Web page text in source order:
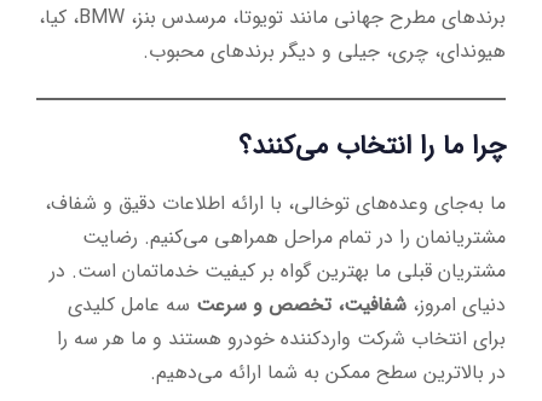
برندهای مطرح جهانی مانند تویوتا، مرسدس بنز، BMW، کیا،
هیوندای، چری، جیلی و دیگر برندهای محبوب.
چرا ما را انتخاب می‌کنند؟
ما به‌جای وعده‌های توخالی، با ارائه اطلاعات دقیق و شفاف،
مشتریانمان را در تمام مراحل همراهی می‌کنیم. رضایت
مشتریان قبلی ما بهترین گواه بر کیفیت خدماتمان است. در
دنیای امروز، شفافیت، تخصص و سرعت سه عامل کلیدی
برای انتخاب شرکت واردکننده خودرو هستند و ما هر سه را
در بالاترین سطح ممکن به شما ارائه می‌دهیم.